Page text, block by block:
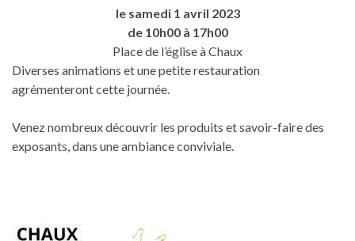
le samedi 1 avril 2023
de 10h00 à 17h00
Place de l’église à Chaux
Diverses animations et une petite restauration
agrémenteront cette journée.
Venez nombreux découvrir les produits et savoir-faire des
exposants, dans une ambiance conviviale.